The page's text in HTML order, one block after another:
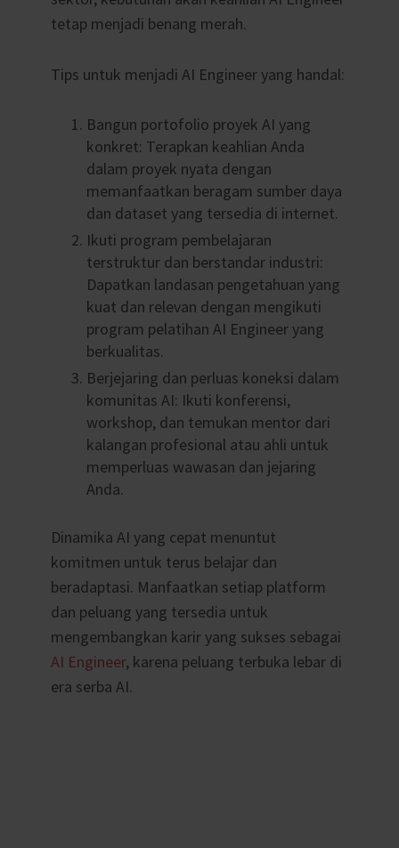
tetap menjadi benang merah.
Tips untuk menjadi AI Engineer yang handal:
Bangun portofolio proyek AI yang
konkret: Terapkan keahlian Anda
dalam proyek nyata dengan
memanfaatkan beragam sumber daya
dan dataset yang tersedia di internet.
Ikuti program pembelajaran
terstruktur dan berstandar industri:
Dapatkan landasan pengetahuan yang
kuat dan relevan dengan mengikuti
program pelatihan AI Engineer yang
berkualitas.
Berjejaring dan perluas koneksi dalam
komunitas AI: Ikuti konferensi,
workshop, dan temukan mentor dari
kalangan profesional atau ahli untuk
memperluas wawasan dan jejaring
Anda.
Dinamika AI yang cepat menuntut
komitmen untuk terus belajar dan
beradaptasi. Manfaatkan setiap platform
dan peluang yang tersedia untuk
mengembangkan karir yang sukses sebagai
AI Engineer, karena peluang terbuka lebar di
era serba AI.